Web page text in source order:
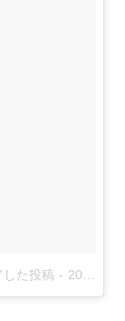
た投稿 - 2018年 7月月21日午後2時52分PDT